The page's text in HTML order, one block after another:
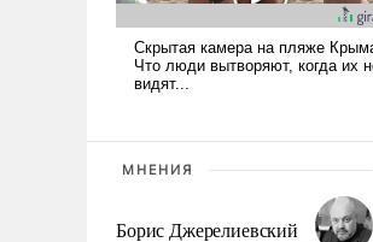
МНЕНИЯ
Борис Джерелиевский